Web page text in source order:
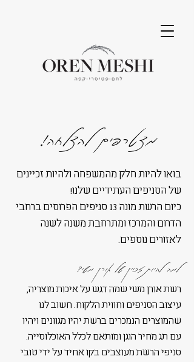
מצטרפים להצלחה!
בואו להיות חלק מהמשפחה ולהיות זכיינים
של הסניפים העתידיים שלנו!
כיום הרשת מונה 13 סניפים הפרוסים ברחבי
הדרום והמרכז ומתרחבת משנה לשנה
לאזורים נוספים.
למה להיות זכיין של אורן משי?
רשת אורן משי שמה דגש על איכות מוצריה,
עיצוב הסניפים וחווית הלקוח. חשוב לנו
שהמוצרים הנמכרים ברשת יהיו מגוונים ויהיו
עם תג מחיר הוגן ומותאם לכלל האוכלוסייה.
סניפי הרשת מעוצבים בקו אחיד על ידי טובי